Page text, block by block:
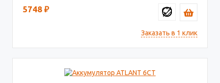
5748 ₽
Заказать в 1 клик